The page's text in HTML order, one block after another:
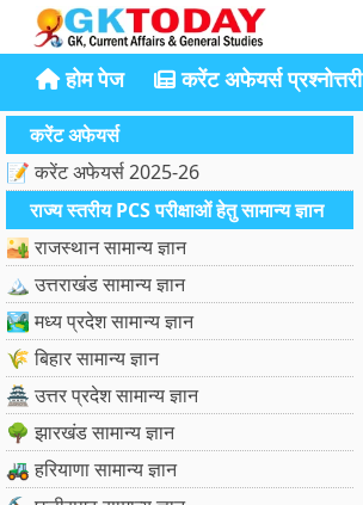
होम पेज करेंट अफेयर्स प्रश्नोत्तरी
करेंट अफेयर्स
📝 करेंट अफेयर्स 2025-26
राज्य स्तरीय PCS परीक्षाओं हेतु सामान्य ज्ञान
🏜️ राजस्थान सामान्य ज्ञान
🏔️ उत्तराखंड सामान्य ज्ञान
🏞️ मध्य प्रदेश सामान्य ज्ञान
🌾 बिहार सामान्य ज्ञान
🏯 उत्तर प्रदेश सामान्य ज्ञान
🌳 झारखंड सामान्य ज्ञान
🚜 हरियाणा सामान्य ज्ञान